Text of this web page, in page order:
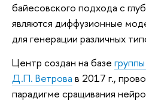
байесовского подхода с
являются диффузионные
для генерации различных
Центр создан на базе
Д.П. Ветрова в 2017 г.,
парадигме сращивания